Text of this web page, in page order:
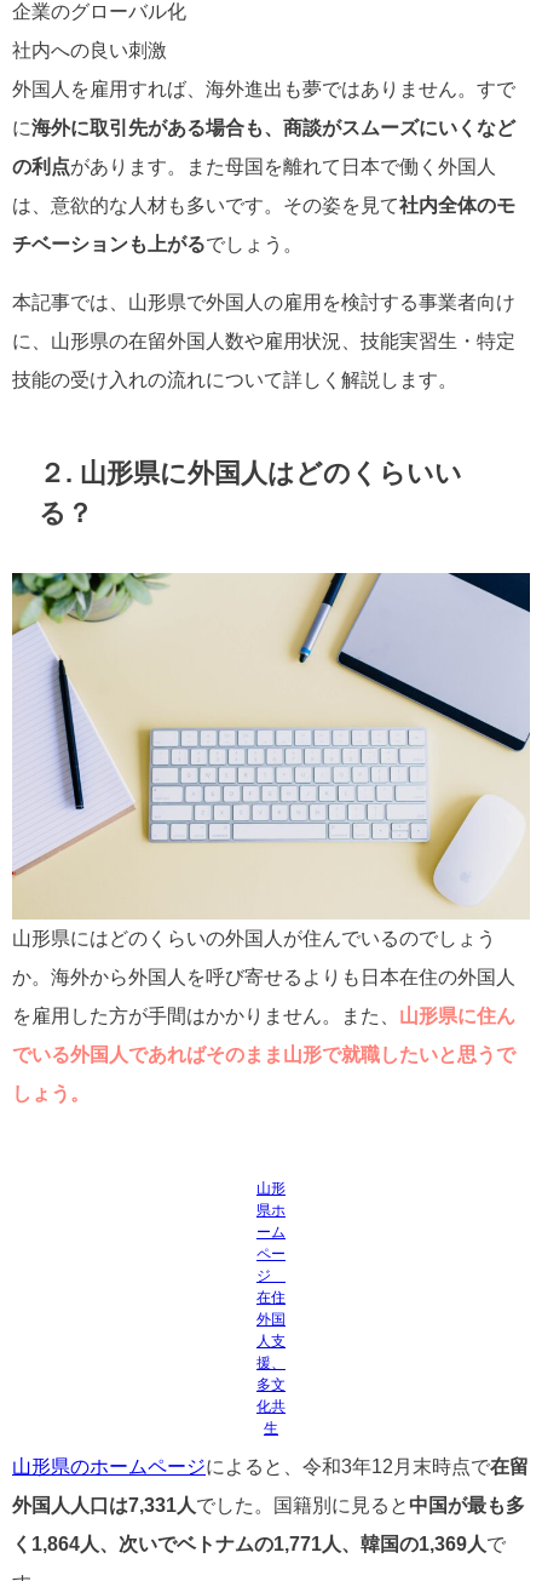
企業のグローバル化
社内への良い刺激
外国人を雇用すれば、海外進出も夢ではありません。すで
に海外に取引先がある場合も、商談がスムーズにいくなど
の利点があります。また母国を離れて日本で働く外国人
は、意欲的な人材も多いです。その姿を見て社内全体のモ
チベーションも上がるでしょう。
本記事では、山形県で外国人の雇用を検討する事業者向け
に、山形県の在留外国人数や雇用状況、技能実習生・特定
技能の受け入れの流れについて詳しく解説します。
２. 山形県に外国人はどのくらいい
る？
山形県にはどのくらいの外国人が住んでいるのでしょう
か。海外から外国人を呼び寄せるよりも日本在住の外国人
を雇用した方が手間はかかりません。また、 山形県に住ん
でいる外国人であればそのまま山形で就職したいと思うで
しょう。
山形
県ホ
ーム
ペー
ジ
在住
外国
人支
援、
多文
化共
生
山形県のホームページによると、令和3年12月末時点で在留
外国人人口は7,331人でした。国籍別に見ると 中国が最も多
く1,864人、次いでベトナムの1,771人、韓国の1,369人で